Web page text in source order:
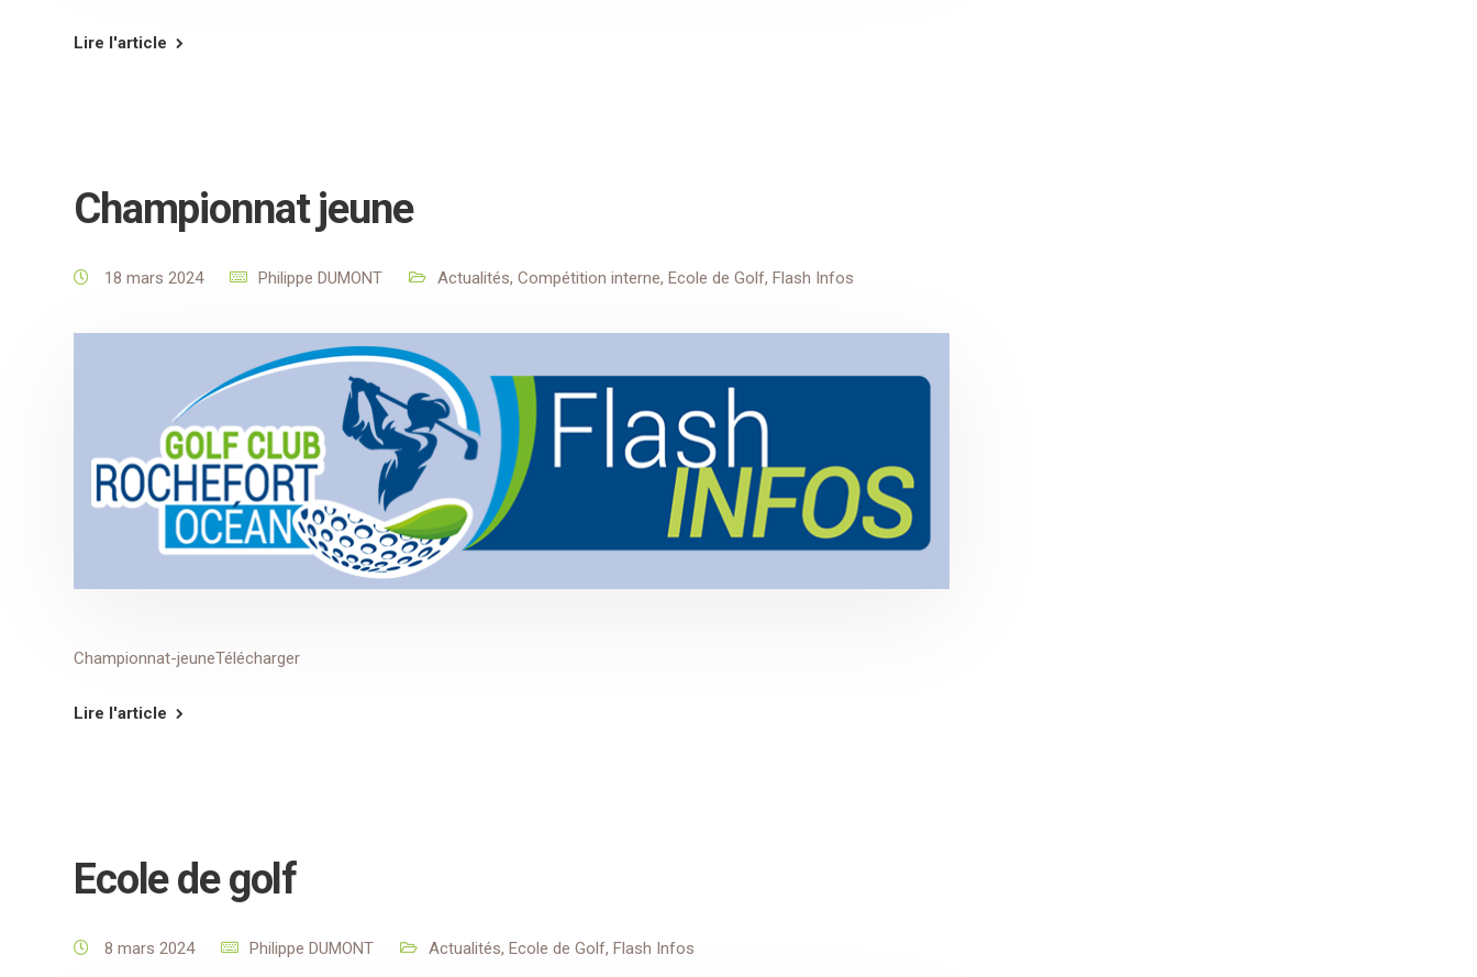
Lire l'article
Championnat jeune
18 mars 2024 Philippe DUMONT Actualités, Compétition interne, Ecole de Golf, Flash Infos
Championnat-jeuneTélécharger
Lire l'article
Ecole de golf
8 mars 2024 Philippe DUMONT Actualités, Ecole de Golf, Flash Infos